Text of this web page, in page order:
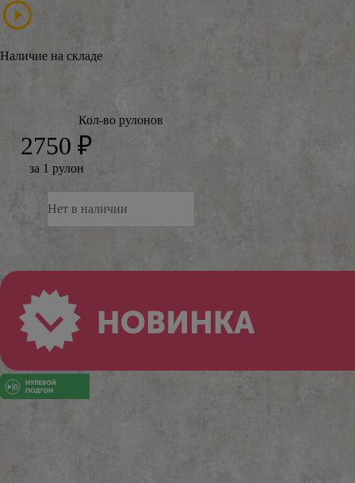
Наличие на складе
Кол-во рулонов
2750 ₽
за 1 рулон
Нет в наличии